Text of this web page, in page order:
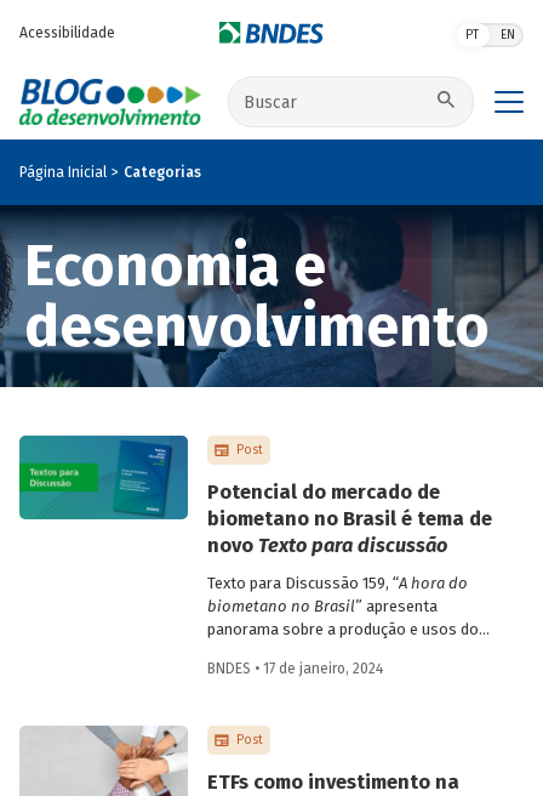
Acessibilidade PT EN
Buscar no site
Página Inicial Categorias
Economia e
desenvolvimento
Post
Potencial do mercado de
biometano no Brasil é tema de
novo Texto para discussão
Texto para Discussão 159, “A hora do
biometano no Brasil” apresenta
panorama sobre a produção e usos do
destacando oportunidades, barreiras e
mercado no Brasil.
BNDES • 17 de janeiro, 2024
Post
ETFs como investimento na